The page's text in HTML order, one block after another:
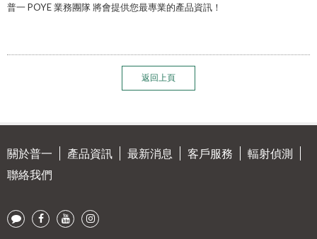
普一 POYE 業務團隊 將會提供您最專業的產品資訊！
返回上頁
關於普一 產品資訊 最新消息 客戶服務
輻射偵測
聯絡我們